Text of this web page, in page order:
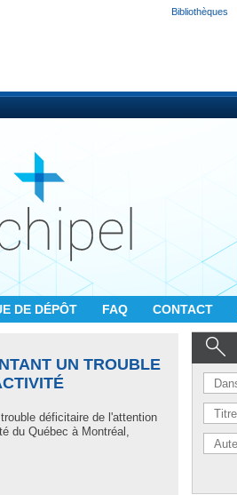
Bibliothèques
DE DÉPÔT FAQ CONTACT
UN TROUBLE
déficitaire de l'attention
du Québec à Montréal,